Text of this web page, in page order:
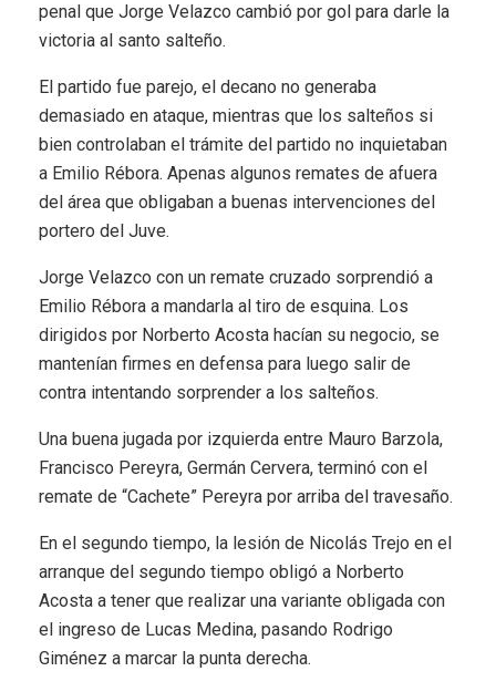
penal que Jorge Velazco cambió por gol para darle la
victoria al santo salteño.
El partido fue parejo, el decano no generaba
demasiado en ataque, mientras que los salteños si
bien controlaban el trámite del partido no inquietaban
a Emilio Rébora. Apenas algunos remates de afuera
del área que obligaban a buenas intervenciones del
portero del Juve.
Jorge Velazco con un remate cruzado sorprendió a
Emilio Rébora a mandarla al tiro de esquina. Los
dirigidos por Norberto Acosta hacían su negocio, se
mantenían firmes en defensa para luego salir de
contra intentando sorprender a los salteños.
Una buena jugada por izquierda entre Mauro Barzola,
Francisco Pereyra, Germán Cervera, terminó con el
remate de “Cachete” Pereyra por arriba del travesaño.
En el segundo tiempo, la lesión de Nicolás Trejo en el
arranque del segundo tiempo obligó a Norberto
Acosta a tener que realizar una variante obligada con
el ingreso de Lucas Medina, pasando Rodrigo
Giménez a marcar la punta derecha.